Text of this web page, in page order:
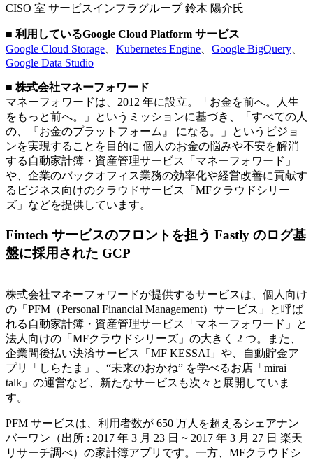
CISO 室 サービスインフラグループ 鈴木 陽介氏
■ 利用しているGoogle Cloud Platform サービス
Google Cloud Storage
Kubernetes Engine Google BigQuery
Google Data Studio
■ 株式会社マネーフォワード
マネーフォワードは、2012 年に設立。「お金を前へ。人生
をもっと前へ。」というミッションに基づき、「すべての人
の、『お金のプラットフォーム』 になる。」というビジョ
ンを実現することを目的に 個人のお金の悩みや不安を解消
する自動家計簿・資産管理サービス「マネーフォワード」
や、企業のバックオフィス業務の効率化や経営改善に貢献す
るビジネス向けのクラウドサービス「MFクラウドシリー
ズ」などを提供しています。
Fintech サービスのフロントを担う Fastly のログ基
盤に採用された GCP
株式会社マネーフォワードが提供するサービスは、個人向け
の「PFM（Personal Financial Management）サービス」と呼ば
れる自動家計簿・資産管理サービス「マネーフォワード」と
法人向けの「MFクラウドシリーズ」の大きく 2 つ。また、
企業間後払い決済サービス「MF KESSAI」や、自動貯金ア
プリ「しらたま」、“未来のおかね” を学べるお店「mirai
talk」の運営など、新たなサービスも次々と展開していま
す。
PFM サービスは、利用者数が 650 万人を超えるシェアナン
バーワン（出所 : 2017 年 3 月 23 日 ~ 2017 年 3 月 27 日 楽天
リサーチ調べ）の家計簿アプリです。一方、MFクラウドシ